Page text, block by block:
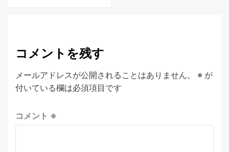
コメントを残す
メールアドレスが公開されることはありません。 ※ が
付いている欄は必須項目です
コメント ※